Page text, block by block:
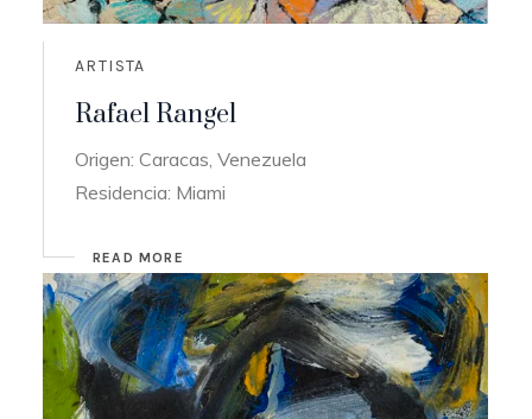
ARTISTA
Rafael Rangel
Origen: Caracas, Venezuela
Residencia: Miami
READ MORE